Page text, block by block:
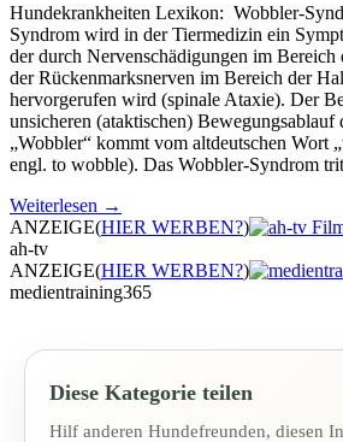
Hundekrankheiten Lexikon: Wobbler-
Syndrom wird in der Tiermedizin ein
der durch Nervenschädigungen im Bereich
der Rückenmarksnerven im Bereich der
hervorgerufen wird (spinale Ataxie). Der
unsicheren (ataktischen) Bewegungsablauf
„Wobbler“ kommt vom altdeutschen Wort
engl. to wobble). Das Wobbler-Syndrom
Weiterlesen →
ANZEIGE(HIER WERBEN?)
ah-tv
ANZEIGE(HIER WERBEN?)
medientraining365
Diese Kategorie teilen
Hilf anderen Hundefreunden, diesen